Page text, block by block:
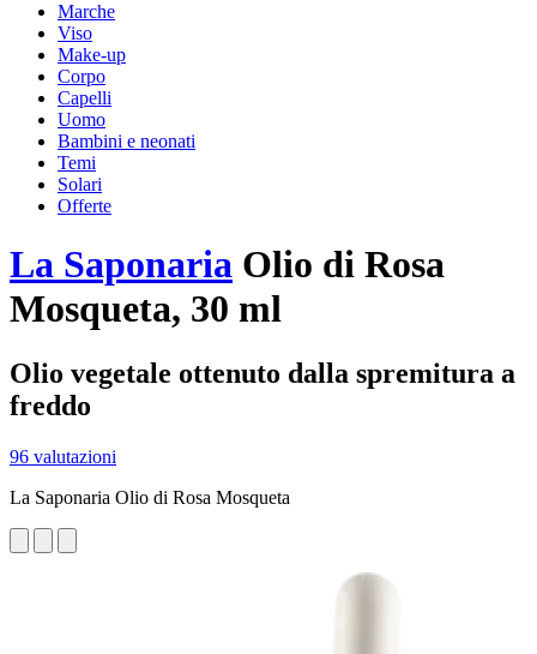
Marche
Viso
Make-up
Corpo
Capelli
Uomo
Bambini e neonati
Temi
Solari
Offerte
La Saponaria Olio di Rosa
Mosqueta, 30 ml
Olio vegetale ottenuto dalla spremitura a
freddo
96 valutazioni
La Saponaria Olio di Rosa Mosqueta